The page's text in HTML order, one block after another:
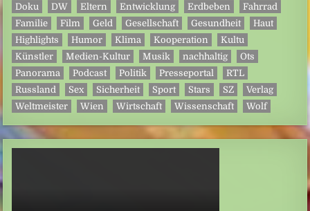
Doku
DW Eltern Entwicklung Erdbeben
Fahrrad
Familie
Film Geld Gesellschaft Gesundheit
Haut
Highlights
Humor Klima Kooperation
Kultu
Künstler
Medien-Kultur Musik nachhaltig
Ots
Panorama
Podcast Politik Presseportal
RTL
Russland
Sex Sicherheit Sport Stars SZ
Verlag
Weltmeister
Wien Wirtschaft Wissenschaft Wolf